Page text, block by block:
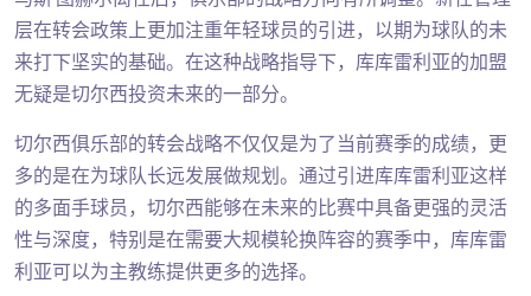
层在转会政策上更加注重年轻球员的引进，以期为球队的未
来打下坚实的基础。在这种战略指导下，库库雷利亚的加盟
无疑是切尔西投资未来的一部分。
切尔西俱乐部的转会战略不仅仅是为了当前赛季的成绩，更
多的是在为球队长远发展做规划。通过引进库库雷利亚这样
的多面手球员，切尔西能够在未来的比赛中具备更强的灵活
性与深度，特别是在需要大规模轮换阵容的赛季中，库库雷
利亚可以为主教练提供更多的选择。